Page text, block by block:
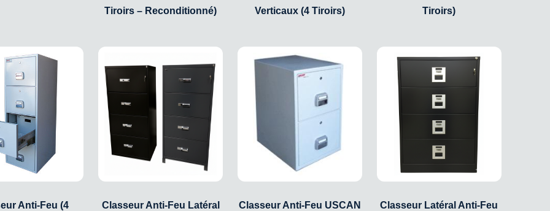
Tiroirs – Reconditionné)
Verticaux (4 Tiroirs)
Tiroirs)
Anti-Feu (4
Classeur Anti-Feu Latéral
Classeur Anti-Feu USCAN
Classeur Latéral Anti-Feu